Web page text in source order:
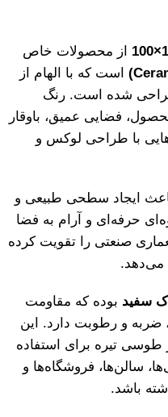
از محصولات خاص
است که با الهام از
شده است. رنگ
فضایی عمیق، باوقار
با طراحی لوکس و
ایجاد سطحی طبیعی و
حرفه‌ای و آرام به فضا
صنعتی را تقویت کرده
می‌دهد.
سفید بوده که مقاومت
ضربه و رطوبت دارد. این
تیره برای استفاده
سالن‌ها، فروشگاه‌ها و
باشد.